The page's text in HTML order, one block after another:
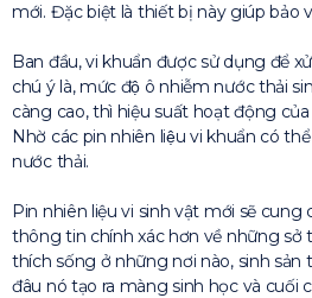
mới. Đặc biệt là thiết bị này giúp bảo
Ban đầu, vi khuẩn được sử dụng để
chú ý là, mức độ ô nhiễm nước thải
càng cao, thì hiệu suất hoạt động
Nhờ các pin nhiên liệu vi khuẩn có
nước thải.
Pin nhiên liệu vi sinh vật mới sẽ cung
thông tin chính xác hơn về những sở
thích sống ở những nơi nào, sinh
đâu nó tạo ra màng sinh học và cuối